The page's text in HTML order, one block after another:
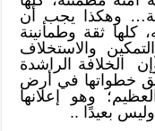
وهكذا يجب أن
كلها ثقة وطمأنينة
والاستخلاف
الخلافة الراشدة
خطواتها في أرض
وهو إعلانها
بعيدًا ..